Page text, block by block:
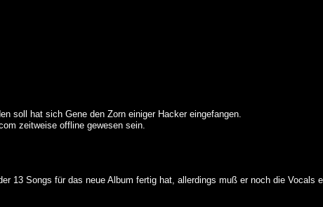
soll hat sich Gene den Zorn einiger Hacker eingefangen.
zeitweise offline gewesen sein.
13 Songs für das neue Album fertig hat, allerdings muß er noch die